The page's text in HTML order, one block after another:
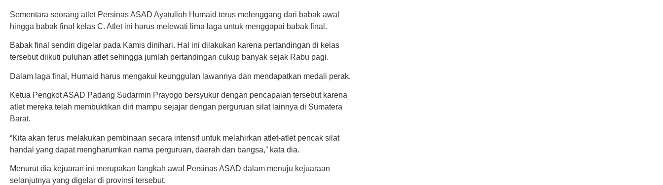
Sementara seorang atlet Persinas ASAD Ayatulloh Humaid terus melenggang dari babak awal
hingga babak final kelas C. Atlet ini harus melewati lima laga untuk menggapai babak final.
Babak final sendiri digelar pada Kamis dinihari. Hal ini dilakukan karena pertandingan di kelas
tersebut diikuti puluhan atlet sehingga jumlah pertandingan cukup banyak sejak Rabu pagi.
Dalam laga final, Humaid harus mengakui keunggulan lawannya dan mendapatkan medali perak.
Ketua Pengkot ASAD Padang Sudarmin Prayogo bersyukur dengan pencapaian tersebut karena
atlet mereka telah membuktikan diri mampu sejajar dengan perguruan silat lainnya di Sumatera
Barat.
“Kita akan terus melakukan pembinaan secara intensif untuk melahirkan atlet-atlet pencak silat
handal yang dapat mengharumkan nama perguruan, daerah dan bangsa,” kata dia.
Menurut dia kejuaran ini merupakan langkah awal Persinas ASAD dalam menuju kejuaraan
selanjutnya yang digelar di provinsi tersebut.